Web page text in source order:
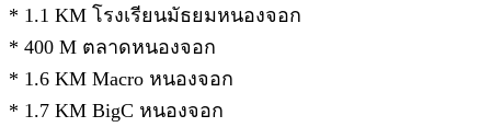
* 1.1 KM โรงเรียนมัธยมหนองจอก
* 400 M ตลาดหนองจอก
* 1.6 KM Macro หนองจอก
* 1.7 KM BigC หนองจอก